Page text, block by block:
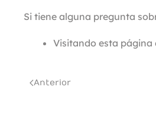
Si tiene alguna pregunta
Visitando esta página
Anterior